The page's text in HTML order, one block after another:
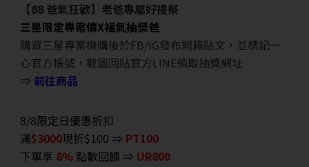
【88 爸氣狂歡】老爸專屬好禮祭
三星限定專案價X福氣抽獎爸
購買三星專案機購後於FB/IG發布開箱貼文，並標記一
心官方帳號，截圖回貼官方LINE領取抽獎網址
⇒ 前往商品
8/8限定日優惠折扣
滿$3000現折$100 ⇒ PT100
下單享 8% 點數回饋 ⇒ UR800